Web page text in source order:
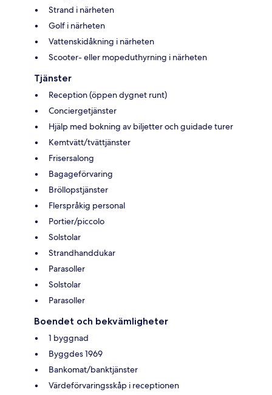
Strand i närheten
Golf i närheten
Vattenskidåkning i närheten
Scooter- eller mopeduthyrning i närheten
Tjänster
Reception (öppen dygnet runt)
Conciergetjänster
Hjälp med bokning av biljetter och guidade turer
Kemtvätt/tvättjänster
Frisersalong
Bagageförvaring
Bröllopstjänster
Flerspråkig personal
Portier/piccolo
Solstolar
Strandhanddukar
Parasoller
Solstolar
Parasoller
Boendet och bekvämligheter
1 byggnad
Byggdes 1969
Bankomat/banktjänster
Värdeförvaringsskåp i receptionen